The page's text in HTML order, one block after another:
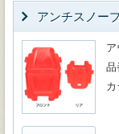
アンチスノー
品
カ